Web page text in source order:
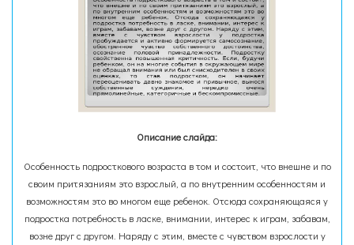
Описание слайда:
Особенность подросткового возраста в том и состоит, что внешне и по
своим притязаниям это взрослый, а по внутренним особенностям и
возможностям это во многом еще ребенок. Отсюда сохраняющаяся у
подростка потребность в ласке, внимании, интерес к играм, забавам,
возне друг с другом. Наряду с этим, вместе с чувством взрослости у